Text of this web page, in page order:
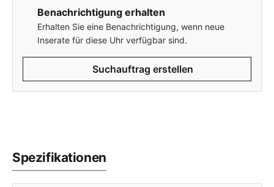
Benachrichtigung erhalten
Erhalten Sie eine Benachrichtigung, wenn neue
Inserate für diese Uhr verfügbar sind.
Suchauftrag erstellen
Spezifikationen